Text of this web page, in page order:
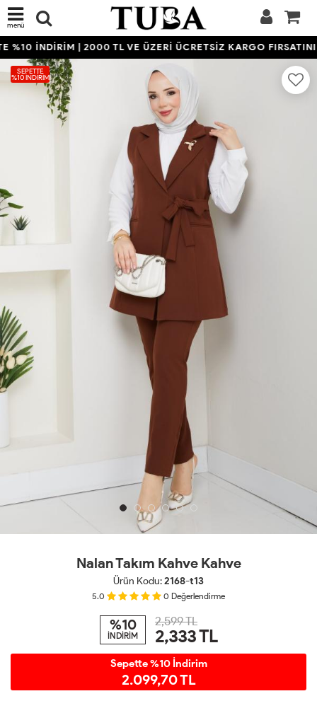
menü
%10 İNDİRİM | 2000 TL VE ÜZERİ ÜCRETSİZ KARGO FIRSATINI
SEPETTE
%10 İNDIRIM
Nalan Takım Kahve Kahve
Ürün Kodu:2168-t13
5.0 0 Değerlendirme
%10
İNDİRİM
2,599 TL
2,333TL
Sepette %10 İndirim
2.099,70 TL